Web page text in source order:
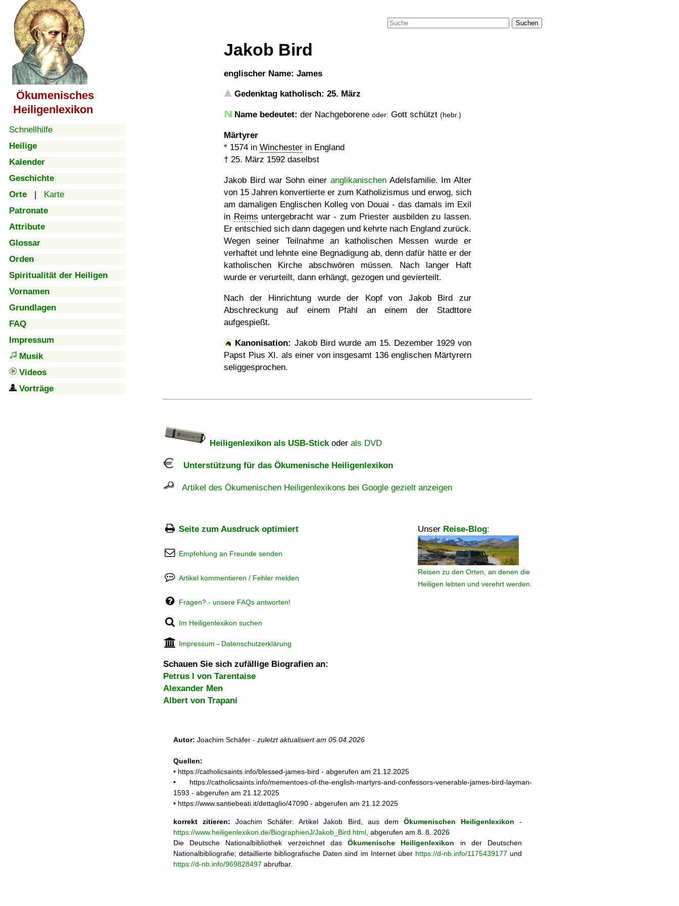
Ökumenisches
Heiligenlexikon
Schnellhilfe
Heilige
Kalender
Geschichte
Orte | Karte
Patronate
Attribute
Glossar
Orden
Spiritualität der Heiligen
Vornamen
Grundlagen
FAQ
Impressum
Musik
Videos
Vorträge
Suchen
Jakob Bird
englischer Name: James
Gedenktag katholisch: 25. März
Name bedeutet: der Nachgeborene oder: Gott schützt (hebr.)
Märtyrer
* 1574 in Winchester in England
† 25. März 1592 daselbst
Jakob Bird war Sohn einer anglikanischenAdelsfamilie. Im Alter
von 15 Jahren konvertierte er zum Katholizismus und erwog, sich
am damaligen Englischen Kolleg von Douai - das damals im Exil
in Reims untergebracht war - zum Priester ausbilden zu lassen.
Er entschied sich dann dagegen und kehrte nach England zurück.
Wegen seiner Teilnahme an katholischen Messen wurde er
verhaftet und lehnte eine Begnadigung ab, denn dafür hätte er der
katholischen Kirche abschwören müssen. Nach langer Haft
wurde er verurteilt, dann erhängt, gezogen und gevierteilt.
Nach der Hinrichtung wurde der Kopf von Jakob Bird zur
Abschreckung auf einem Pfahl an einem der Stadttore
aufgespießt.
Kanonisation: Jakob Bird wurde am 15. Dezember 1929von
Papst Pius XI. als einer von insgesamt 136 englischen Märtyrern
seliggesprochen.
Heiligenlexikon als USB-Stickoder als DVD
Unterstützung für das Ökumenische Heiligenlexikon
Artikel des Ökumenischen Heiligenlexikons bei Google gezielt anzeigen
Seite zum Ausdruck optimiert Unser Reise-Blog:
Reisen zu den Orten, an denen die
Heiligen lebten und verehrt werden.
Empfehlung an Freunde senden
Artikel kommentieren / Fehler melden
Fragen? - unsere FAQs antworten!
Im Heiligenlexikon suchen
Impressum - Datenschutzerklärung
Schauen Sie sich zufällige Biografien an:
Petrus I von Tarentaise
Alexander Men
Albert von Trapani
Autor: Joachim Schäfer - zuletzt aktualisiert am 05.04.2026
Quellen:
• https://catholicsaints.info/blessed-james-bird - abgerufen am 21.12.2025
• https://catholicsaints.info/mementoes-of-the-english-martyrs-and-confessors-venerable-james-bird-layman-
1593 - abgerufen am 21.12.2025
• https://www.santiebeati.it/dettaglio/47090 - abgerufen am 21.12.2025
korrekt zitieren: Joachim Schäfer: ArtikelJakob Bird, aus dem Ökumenischen Heiligenlexikon -
https://www.heiligenlexikon.de/BiographienJ/Jakob_Bird.html , abgerufen am 8. 8. 2026
Die Deutsche Nationalbibliothek verzeichnet dasÖkumenische Heiligenlexikon in der Deutschen
Nationalbibliografie; detaillierte bibliografische Daten sind im Internet über https://d-nb.info/1175439177 und
https://d-nb.info/969828497 abrufbar.